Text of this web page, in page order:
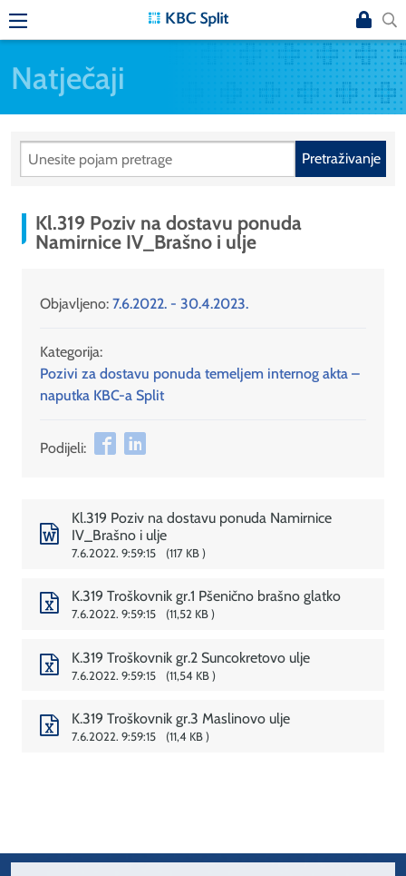
Natječaji
Pretraživanje
Kl.319 Poziv na dostavu ponuda
Namirnice IV_Brašno i ulje
Objavljeno: 7.6.2022. - 30.4.2023.
Kategorija:
Pozivi za dostavu ponuda temeljem internog akta –
naputka KBC-a Split
Podijeli:
Kl.319 Poziv na dostavu ponuda Namirnice
IV_Brašno i ulje
7.6.2022. 9:59:15 117 KB
K.319 Troškovnik gr.1 Pšenično brašno glatko
7.6.2022. 9:59:15 11,52 KB
K.319 Troškovnik gr.2 Suncokretovo ulje
7.6.2022. 9:59:15 11,54 KB
K.319 Troškovnik gr.3 Maslinovo ulje
7.6.2022. 9:59:15 11,4 KB